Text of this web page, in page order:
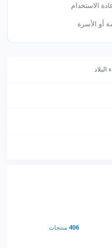
الاستخدام
أو الأسرة
406 منتجات